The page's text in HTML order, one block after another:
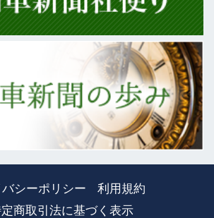
シーポリシー
利用規約
商取引法に基づく表示